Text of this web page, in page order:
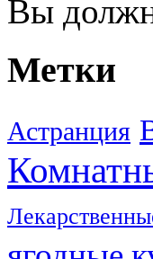
Вы
Метки
Астранция